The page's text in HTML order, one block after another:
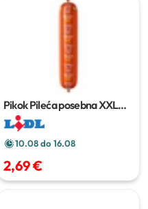
Pikok Pileća posebna XXL
1250 g
10.08 do 16.08
2,69 €